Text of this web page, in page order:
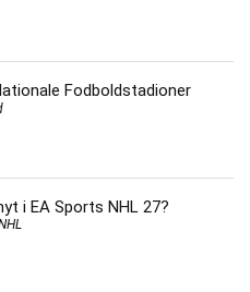
Fodboldstadioner
i EA Sports NHL 27?